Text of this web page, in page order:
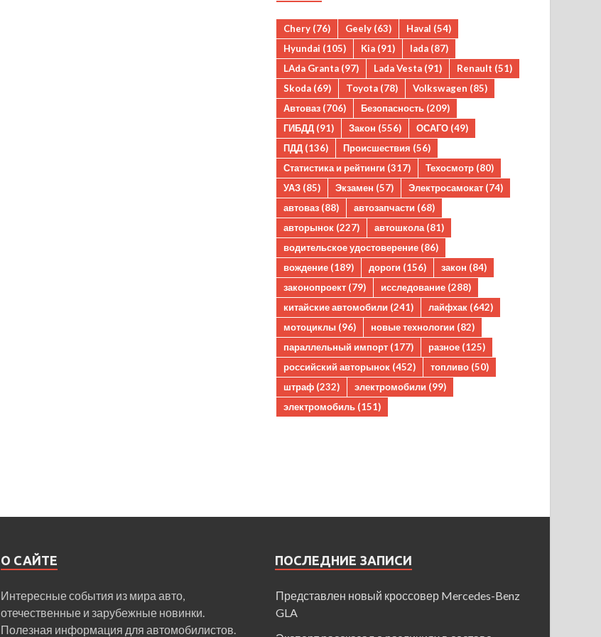
Chery (76) Geely (63) Haval (54)
Hyundai (105) Kia (91) lada (87)
LAda Granta (97) Lada Vesta (91) Renault (51)
Skoda (69) Toyota (78) Volkswagen (85)
Автоваз (706) Безопасность (209)
ГИБДД (91) Закон (556) ОСАГО (49)
ПДД (136) Происшествия (56)
Статистика и рейтинги (317) Техосмотр (80)
УАЗ (85) Экзамен (57) Электросамокат (74)
автоваз (88) автозапчасти (68)
авторынок (227) автошкола (81)
водительское удостоверение (86)
вождение (189) дороги (156) закон (84)
законопроект (79) исследование (288)
китайские автомобили (241) лайфхак (642)
мотоциклы (96) новые технологии (82)
параллельный импорт (177) разное (125)
российский авторынок (452) топливо (50)
штраф (232) электромобили (99)
электромобиль (151)
О САЙТЕ
Интересные события из мира авто,
отечественные и зарубежные новинки.
Полезная информация для автомобилистов.
ПОСЛЕДНИЕ ЗАПИСИ
Представлен новый кроссовер Mercedes-Benz
GLA